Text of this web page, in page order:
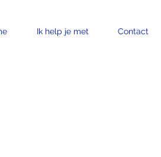
Ik help je met Contact